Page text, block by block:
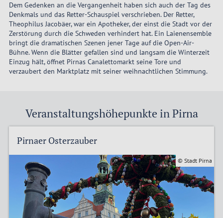
Dem Gedenken an die Vergangenheit haben sich auch der Tag des
Denkmals und das Retter-Schauspiel verschrieben. Der Retter,
Theophilus Jacobäer, war ein Apotheker, der einst die Stadt vor der
Zerstörung durch die Schweden verhindert hat. Ein Laienensemble
bringt die dramatischen Szenen jener Tage auf die Open-Air-
Bühne. Wenn die Blätter gefallen sind und langsam die Winterzeit
Einzug hält, öffnet Pirnas Canalettomarkt seine Tore und
verzaubert den Marktplatz mit seiner weihnachtlichen Stimmung.
Veranstaltungshöhepunkte in Pirna
Pirnaer Osterzauber
© Stadt Pirna